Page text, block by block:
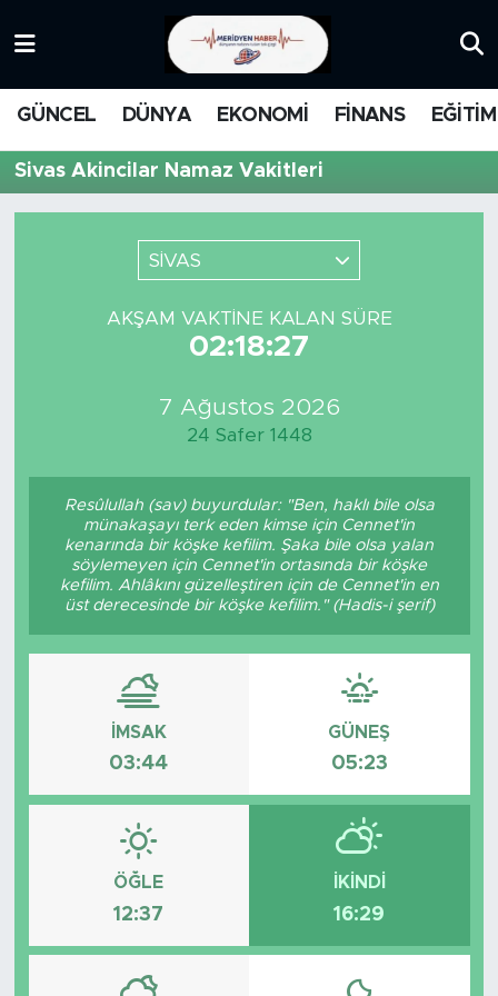
GÜNCEL DÜNYA EKONOMİ FİNANS EĞİTİM
Sivas Akincilar Namaz Vakitleri
SİVAS
AKŞAM VAKTINE KALAN SÜRE
02:18:27
7 Ağustos 2026
24 Safer 1448
Resûlullah (sav) buyurdular: "Ben, haklı bile olsa
münakaşayı terk eden kimse için Cennet'in
kenarında bir köşke kefilim. Şaka bile olsa yalan
söylemeyen için Cennet'in ortasında bir köşke
kefilim. Ahlâkını güzelleştiren için de Cennet'in en
üst derecesinde bir köşke kefilim." (Hadis-i şerif)
İMSAK
03:44
GÜNEŞ
05:23
ÖĞLE
12:37
İKINDI
16:29
MANŞET
FİNANS
KARİKATÜR
BİLİM-TEKNOLOJİ
RÖPÖRTAJ
ANALİZ
NOSTALJİ
KULİS
YAZARLAR
EKONOMİ
İstanbul Namaz Vakitleri
Trafik Durumu
Süper Lig Puan Durumu ve Fikstür
Son Dakika Haberleri
Haber Arşivi